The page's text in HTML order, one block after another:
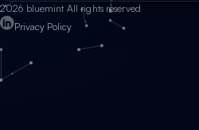
2026 bluemint All rights reserved
Privacy Policy